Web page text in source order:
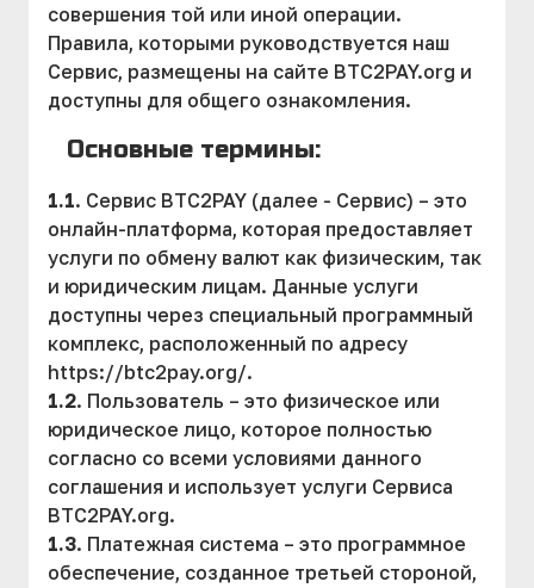
совершения той или иной операции.
Правила, которыми руководствуется наш
Сервис, размещены на сайте BTC2PAY.org и
доступны для общего ознакомления.
Основные термины:
1.1. Сервис BTC2PAY (далее - Сервис) – это
онлайн-платформа, которая предоставляет
услуги по обмену валют как физическим, так
и юридическим лицам. Данные услуги
доступны через специальный программный
комплекс, расположенный по адресу
https://btc2pay.org/.
1.2. Пользователь – это физическое или
юридическое лицо, которое полностью
согласно со всеми условиями данного
соглашения и использует услуги Сервиса
BTC2PAY.org.
1.3. Платежная система – это программное
обеспечение, созданное третьей стороной,